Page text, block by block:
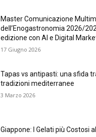
Master Comunicazione
dell’Enogastronomia 2026/
edizione con AI e Digital
17 Giugno 2026
Tapas vs antipasti: una sfida
tradizioni mediterranee
3 Marzo 2026
Giappone: I Gelati più Costosi